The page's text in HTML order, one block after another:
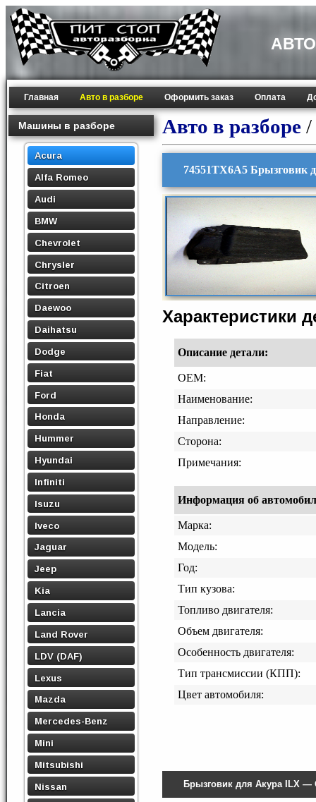
Главная Авто в разборе Оформить заказ Оплата
Машины в разборе
Acura
Alfa Romeo
Audi
BMW
Chevrolet
Chrysler
Citroen
Daewoo
Daihatsu
Dodge
Fiat
Ford
Honda
Hummer
Hyundai
Infiniti
Isuzu
Iveco
Jaguar
Jeep
Kia
Lancia
Land Rover
LDV (DAF)
Lexus
Mazda
Mercedes-Benz
Mini
Mitsubishi
Nissan
Авто в разборе /
74551TX6A5 Брызговик
Характеристики
Описание детали:
OEM:
Наименование:
Направление:
Сторона:
Примечания:
Информация об
Марка:
Модель:
Год:
Тип кузова:
Топливо двигателя:
Объем двигателя:
Особенность двигателя:
Тип трансмиссии (КПП):
Цвет автомобиля:
Брызговик для Акура ILX —